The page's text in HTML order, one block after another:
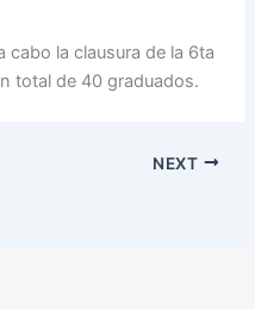
cabo la clausura de la 6ta
total de 40 graduados.
NEXT